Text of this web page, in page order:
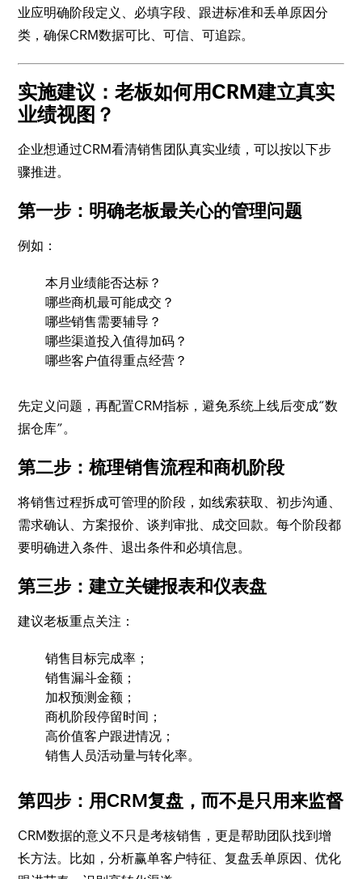
业应明确阶段定义、必填字段、跟进标准和丢单原因分
类，确保CRM数据可比、可信、可追踪。
实施建议：老板如何用CRM建立真实
业绩视图？
企业想通过CRM看清销售团队真实业绩，可以按以下步
骤推进。
第一步：明确老板最关心的管理问题
例如：
本月业绩能否达标？
哪些商机最可能成交？
哪些销售需要辅导？
哪些渠道投入值得加码？
哪些客户值得重点经营？
先定义问题，再配置CRM指标，避免系统上线后变成“数
据仓库”。
第二步：梳理销售流程和商机阶段
将销售过程拆成可管理的阶段，如线索获取、初步沟通、
需求确认、方案报价、谈判审批、成交回款。每个阶段都
要明确进入条件、退出条件和必填信息。
第三步：建立关键报表和仪表盘
建议老板重点关注：
销售目标完成率；
销售漏斗金额；
加权预测金额；
商机阶段停留时间；
高价值客户跟进情况；
销售人员活动量与转化率。
第四步：用CRM复盘，而不是只用来监督
CRM数据的意义不只是考核销售，更是帮助团队找到增
长方法。比如，分析赢单客户特征、复盘丢单原因、优化